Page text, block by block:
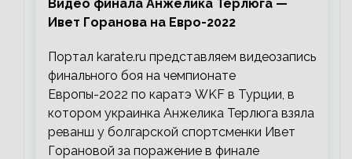
Видео финала Анжелика Терлюга —
Ивет Горанова на Евро-2022
Портал karate.ru представляем видеозапись
финального боя на чемпионате
Европы-2022 по каратэ WKF в Турции, в
котором украинка Анжелика Терлюга взяла
реванш у болгарской спортсменки Ивет
Горановой за поражение в финале